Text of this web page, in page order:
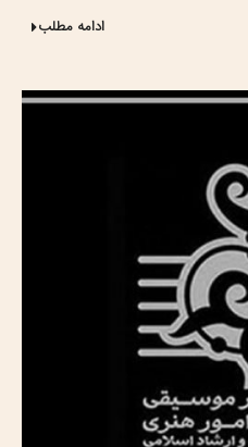
ادامه مطلب